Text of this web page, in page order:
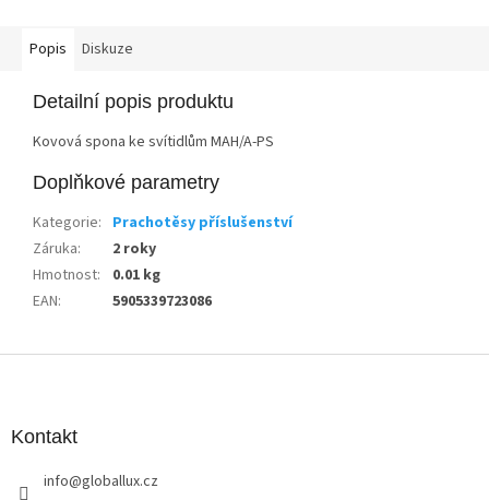
Popis Diskuze
Detailní popis produktu
Kovová spona ke svítidlům MAH/A-PS
Doplňkové parametry
Kategorie: Prachotěsy příslušenství
Záruka:
2 roky
Hmotnost:
0.01 kg
EAN: 5905339723086
Kontakt
info@globallux.cz